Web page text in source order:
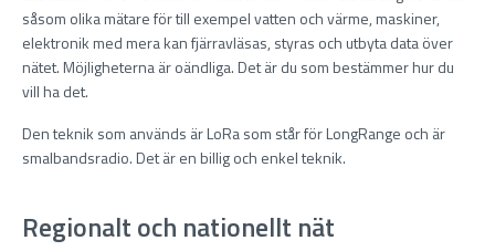
såsom olika mätare för till exempel vatten och värme, maskiner,
elektronik med mera kan fjärravläsas, styras och utbyta data över
nätet. Möjligheterna är oändliga. Det är du som bestämmer hur du
vill ha det.
Den teknik som används är LoRa som står för LongRange och är
smalbandsradio. Det är en billig och enkel teknik.
Regionalt och nationellt nät